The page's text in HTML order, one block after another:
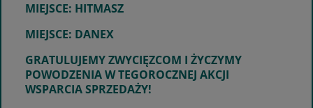
MIEJSCE: HITMASZ
MIEJSCE: DANEX
GRATULUJEMY ZWYCIĘZCOM I ŻYCZYMY
POWODZENIA W TEGOROCZNEJ AKCJI
WSPARCIA SPRZEDAŻY!